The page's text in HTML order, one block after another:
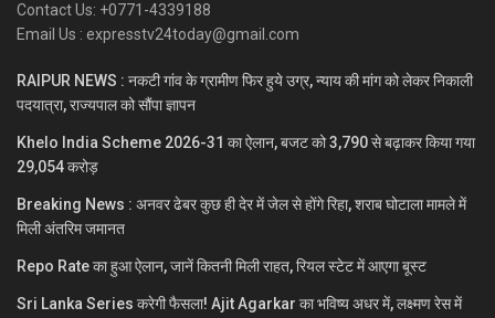
Contact Us: +0771-4339188
Email Us : expresstv24today@gmail.com
RAIPUR NEWS : नकटी गांव के ग्रामीण फिर हुये उग्र, न्याय की मांग को लेकर निकाली
पदयात्रा, राज्यपाल को सौंपा ज्ञापन
Khelo India Scheme 2026-31 का ऐलान, बजट को 3,790 से बढ़ाकर किया गया
29,054 करोड़
Breaking News : अनवर ढेबर कुछ ही देर में जेल से होंगे रिहा, शराब घोटाला मामले में
मिली अंतरिम जमानत
Repo Rate का हुआ ऐलान, जानें कितनी मिली राहत, रियल स्टेट में आएगा बूस्ट
Sri Lanka Series करेगी फैसला! Ajit Agarkar का भविष्य अधर में, लक्ष्मण रेस में